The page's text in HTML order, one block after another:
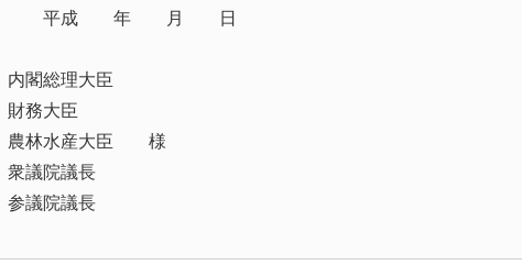
平成 年 月 日
鳥取県
内閣総理大臣
財務大臣
農林水産大臣 様
衆議院議長
参議院議長